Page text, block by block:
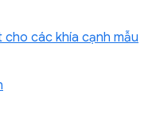
các khía cạnh mẫu